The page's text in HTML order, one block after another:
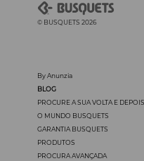
© BUSQUETS 2026
By Anunzia
BLOG
PROCURE A SUA VOLTA E
O MUNDO BUSQUETS
GARANTIA BUSQUETS
PRODUTOS
PROCURA AVANÇADA